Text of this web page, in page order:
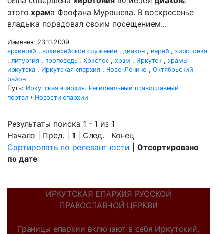
этого храма Феофана Мурашева. В воскресенье
владыка порадовал своим посещением...
Изменен: 23.11.2009
архиерей , архиерейское служение , диакон , иерей , хиротония
, литургия , проповедь , Христос , храм , Иркутск , храмы
иркутска , Иркутская епархия , Ново-Ленино , Октябрьский
район
Путь: Иркутская епархия. Региональный православный
портал / Новости епархии
Результаты поиска 1 - 1 из 1
Начало | Пред. | 1 | След. | Конец
Сортировать по релевантности
Отсортировано
по дате
ИРКУТСКАЯ ЕПАРХИЯ РУССКОЙ
ПРАВОСЛАВНОЙ ЦЕРКВИ
Границы епархии включают в себя Иркутский,